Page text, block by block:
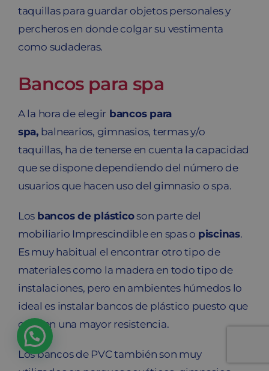
taquillas para guardar objetos personales y
percheros en donde colgar su vestimenta
como sudaderas.
Bancos para spa
A la hora de elegir bancos para
spa,balnearios, gimnasios, termas y/o
taquillas, ha de tenerse en cuenta la capacidad
que se dispone dependiendo del número de
usuarios que hacen uso del gimnasio o spa.
Los bancos de plásticoson parte del
mobiliario Imprescindible en spas o piscinas.
Es muy habitual el encontrar otro tipo de
materiales como la madera en todo tipo de
instalaciones, pero en ambientes húmedos lo
ideal es instalar bancos de plástico puesto que
ofrecen una mayor resistencia.
Los bancos de PVC también son muy